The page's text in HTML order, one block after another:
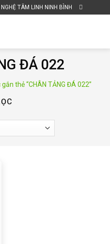
TÂM LINH NINH BÌNH
ĐÁ 022
thẻ “CHÂN TẢNG ĐÁ 022”